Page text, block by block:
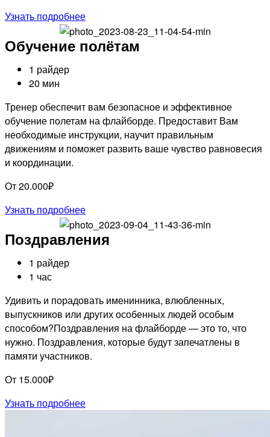
Узнать подробнее
Обучение полётам
1 райдер
20 мин
Тренер обеспечит вам безопасное и эффективное
обучение полетам на флайборде. Предоставит Вам
необходимые инструкции, научит правильным
движениям и поможет развить ваше чувство равновесия
и координации.
От 20.000₽
Узнать подробнее
Поздравления
1 райдер
1 час
Удивить и порадовать именинника, влюбленных,
выпускников или других особенных людей особым
способом?Поздравления на флайборде — это то, что
нужно. Поздравления, которые будут запечатлены в
памяти участников.
От 15.000₽
Узнать подробнее